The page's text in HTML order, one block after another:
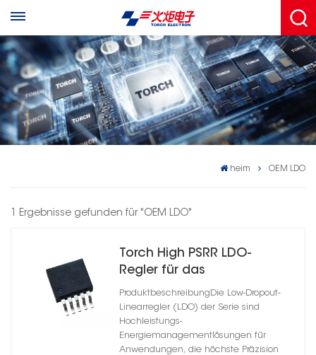
heim OEM LDO
1 Ergebnisse gefunden für "OEM LDO"
Torch High PSRR LDO-
Regler für das
Energiemanagement
ProduktbeschreibungDie Low-Dropout-
Linearregler (LDO) der Serie sind
Hochleistungs-
Energiemanagementlösungen für
Anwendungen, die höchste Präzision